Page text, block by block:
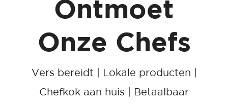
Ontmoet
Onze Chefs
Vers bereidt | Lokale producten |
Chefkok aan huis | Betaalbaar